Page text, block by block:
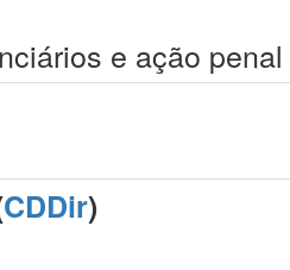
e ação
CDDir)